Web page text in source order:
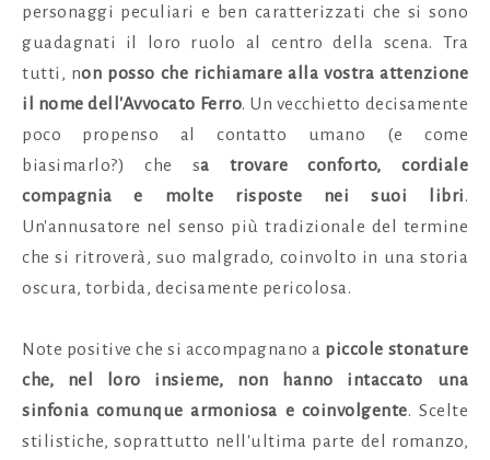
personaggi peculiari e ben caratterizzati che si sono
guadagnati il loro ruolo al centro della scena. Tra
tutti, non posso che richiamare alla vostra attenzione
il nome dell'Avvocato Ferro. Un vecchietto decisamente
poco propenso al contatto umano (e come
biasimarlo?) che sa trovare conforto, cordiale
compagnia e molte risposte nei suoi libri.
Un'annusatore nel senso più tradizionale del termine
che si ritroverà, suo malgrado, coinvolto in una storia
oscura, torbida, decisamente pericolosa.
Note positive che si accompagnano a piccole stonature
che, nel loro insieme, non hanno intaccato una
sinfonia comunque armoniosa e coinvolgente. Scelte
stilistiche, soprattutto nell'ultima parte del romanzo,